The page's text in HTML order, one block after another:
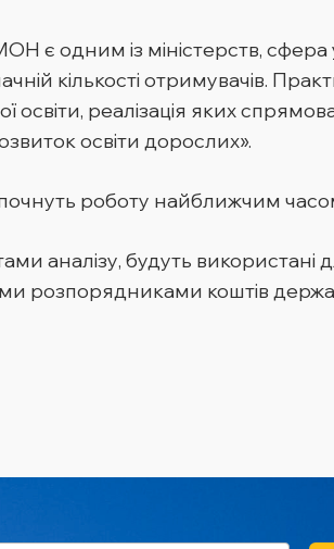
є одним із міністерств,
кількості отримувачів.
реалізація яких
освіти дорослих».
роботу найближчим
аналізу, будуть
розпорядниками коштів